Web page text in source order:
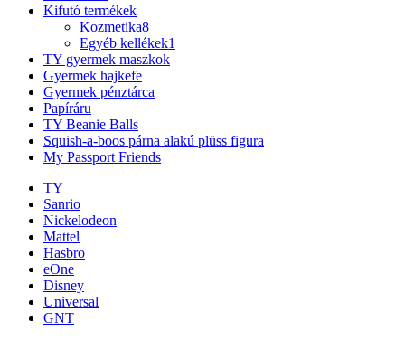
Kifutó termékek
Kozmetika8
Egyéb kellékek1
TY gyermek maszkok
Gyermek hajkefe
Gyermek pénztárca
Papíráru
TY Beanie Balls
Squish-a-boos párna alakú plüss figura
My Passport Friends
TY
Sanrio
Nickelodeon
Mattel
Hasbro
eOne
Disney
Universal
GNT